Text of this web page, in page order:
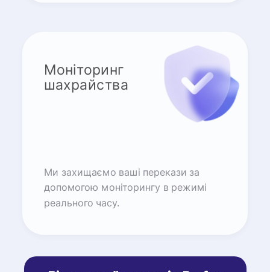
Моніторинг
шахрайства
Ми захищаємо ваші перекази за
допомогою моніторингу в режимі
реального часу.